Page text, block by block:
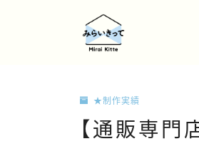
★制作実績
【通販専門